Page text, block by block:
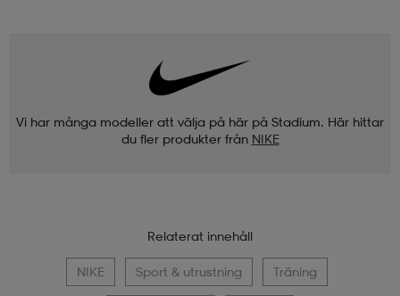
Vi har många modeller att välja på här på Stadium. Här hittar
du fler produkter från NIKE
Relaterat innehåll
NIKE Sport & utrustning Träning